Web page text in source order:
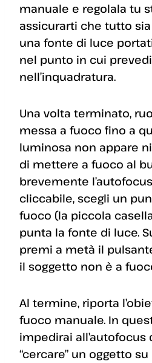
manuale e regolala tu
assicurarti che tutto
una fonte di luce
nel punto in cui
nell’inquadratura.
Una volta terminato,
messa a fuoco fino a
luminosa non appare
di mettere a fuoco al
brevemente
cliccabile, scegli un
fuoco (la piccola
punta la fonte di luce.
premi a metà il
il soggetto non è a
Al termine, riporta
fuoco manuale. In
impedirai all’autofocus
“cercare” un oggetto